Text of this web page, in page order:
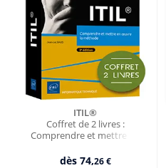
ITIL®
Coffret de 2 livres :
Comprendre et mettre en
édition)
dès 74,26 €